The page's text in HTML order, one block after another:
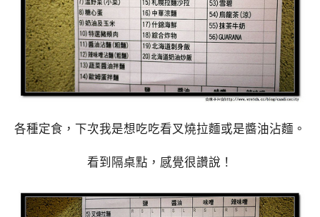
各種定食，下次我是想吃吃看叉燒拉麵或是醬油沾麵。
看到隔桌點，感覺很讚說！